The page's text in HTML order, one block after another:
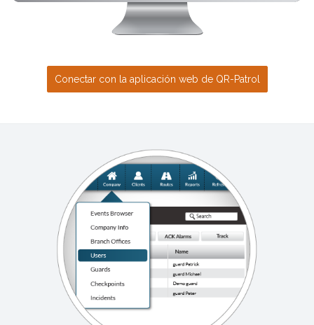
Conectar con la aplicación web de QR-Patrol